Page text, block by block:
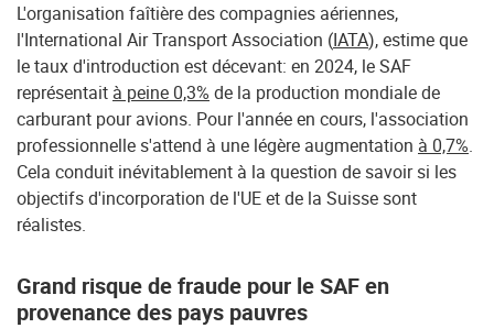
L'organisation faîtière des compagnies aériennes,
l'International Air Transport Association (IATA), estime que
le taux d'introduction est décevant: en 2024, le SAF
représentait à peine 0,3% de la production mondiale de
carburant pour avions. Pour l'année en cours, l'association
professionnelle s'attend à une légère augmentation à 0,7%.
Cela conduit inévitablement à la question de savoir si les
objectifs d'incorporation de l'UE et de la Suisse sont
réalistes.
Grand risque de fraude pour le SAF en
provenance des pays pauvres